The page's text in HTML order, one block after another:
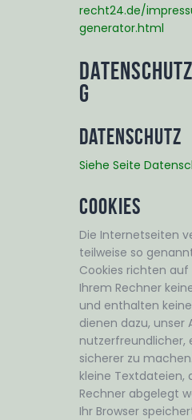
recht24.de/
generator.html
g
Datenschutz
Siehe Seite
Cookies
Die Internetseiten
teilweise so
Cookies richten auf
Ihrem Rechner
und enthalten
dienen dazu, unser
nutzerfreundlicher,
sicherer zu
kleine Textdateien,
Rechner abgelegt
Ihr Browser